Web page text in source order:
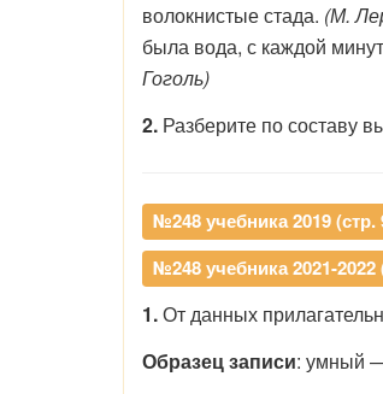
волокнистые стада. (М.
была вода, с каждой
Гоголь)
2. Разберите по составу
№248 учебника 2019 (стр.
№248 учебника 2021-2022
1.От данных
Образец записи: умный